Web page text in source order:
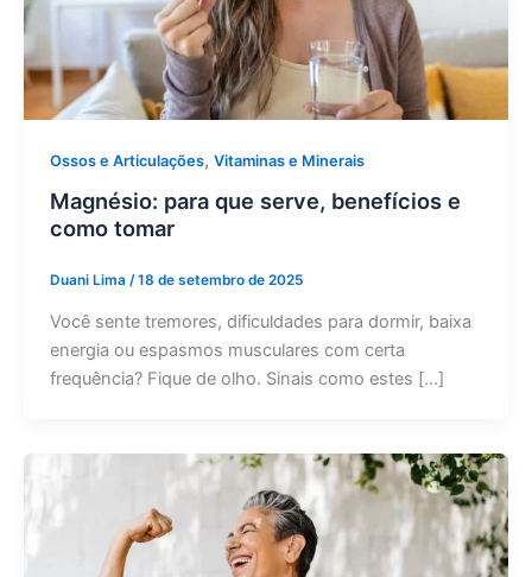
Ossos e Articulações, Vitaminas e Minerais
Magnésio: para que serve, benefícios e
como tomar
Duani Lima /18 de setembro de 2025
Você sente tremores, dificuldades para dormir, baixa
energia ou espasmos musculares com certa
frequência? Fique de olho. Sinais como estes […]